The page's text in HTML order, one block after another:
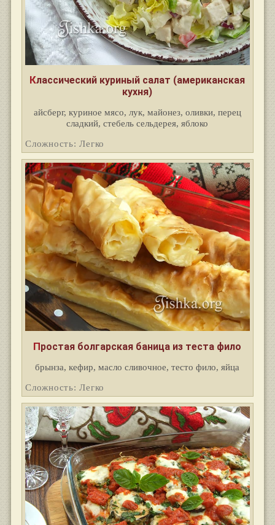
Классический куриный салат (американская
кухня)
айсберг, куриное мясо, лук, майонез, оливки, перец
сладкий, стебель сельдерея, яблоко
Сложность: Легко
Простая болгарская баница из теста фило
брынза, кефир, масло сливочное, тесто фило, яйца
Сложность: Легко